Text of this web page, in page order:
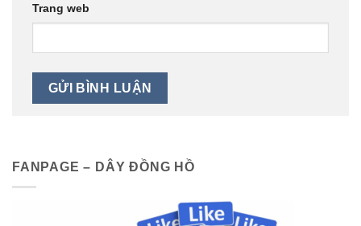
Trang web
FANPAGE – DÂY ĐỒNG HỒ